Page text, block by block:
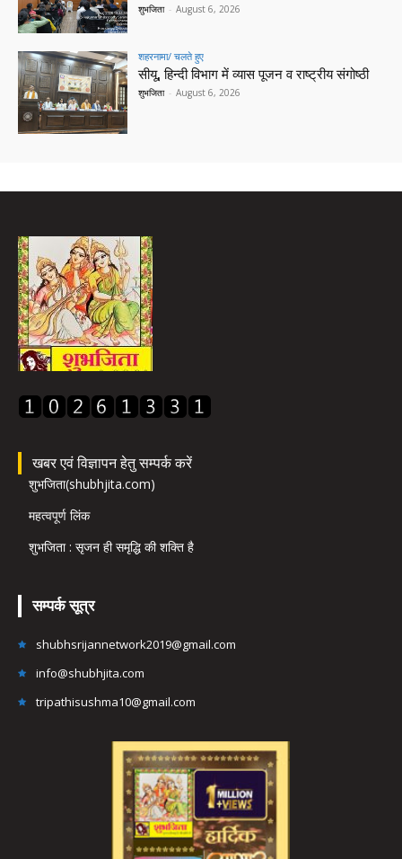
शुभजिता - August 6, 2026
शहरनामा/ चलते हुए
सीयू, हिन्दी विभाग में व्यास पूजन व राष्ट्रीय संगोष्ठी
शुभजिता - August 6, 2026
खबर एवं विज्ञापन हेतु सम्पर्क करें
शुभजिता(shubhjita.com)
महत्वपूर्ण लिंक
शुभजिता : सृजन ही समृद्धि की शक्ति है
सम्पर्क सूत्र
shubhsrijannetwork2019@gmail.com
info@shubhjita.com
tripathisushma10@gmail.com